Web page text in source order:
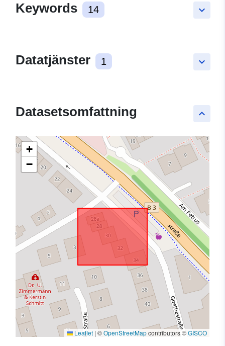
keyboard_arrow_down
Keywords 14
keyboard_arrow_down
Datatjänster 1
keyboard_arrow_up
Datasetsomfattning
+
−
Leaflet | ©OpenStreetMapcontributors ©GISCO